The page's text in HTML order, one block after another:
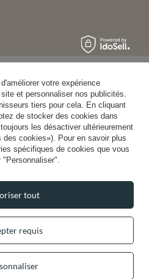
votre expérience
et personnaliser nos publicités.
tiers pour cela. En cliquant
de stocker des cookies dans
les désactiver ultérieurement
cookies»). Pour en savoir plus
spécifiques de cookies que vous
"Personnaliser".
requis
tout